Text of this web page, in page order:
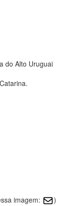
do Alto Uruguai
imagem:
)